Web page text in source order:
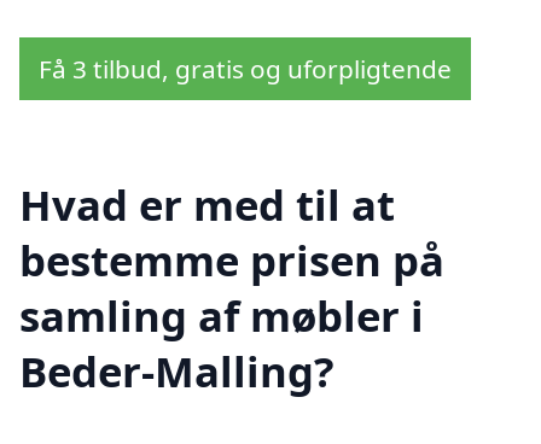
Få 3 tilbud, gratis og uforpligtende
Hvad er med til at
bestemme prisen på
samling af møbler i
Beder-Malling?